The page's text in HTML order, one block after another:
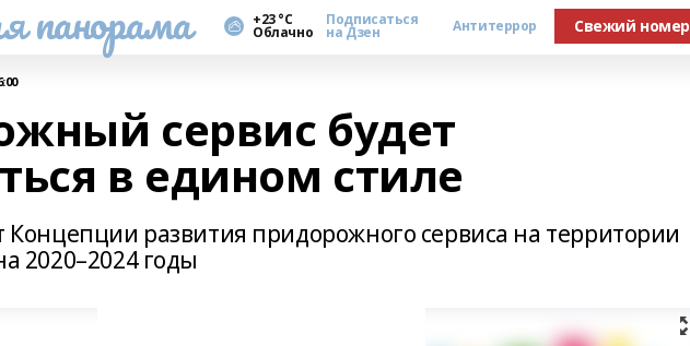
панорама +23 °С
Облачно
Подписаться
на Дзен Антитеррор Свежий номер
сервис будет
в едином стиле
Концепции развития придорожного сервиса на территории
2020–2024 годы